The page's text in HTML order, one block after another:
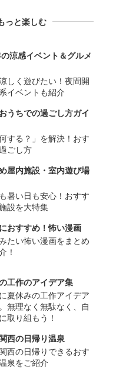
っと楽しむ
涼感イベント＆グルメ
しく遊びたい！夜間開
イベントも紹介
うちでの過ごし方ガイ
何する？」を解決！おす
ごし方
屋内施設・室内遊び場
暑い日も安心！おすす
設を大特集
おすすめ！怖い漫画
たい怖い漫画をまとめ
！
工作のアイデア集
夏休みの工作アイデア
無理なく無駄なく、自
取り組もう！
西の日帰り温泉
西の日帰りできるおす
泉をご紹介